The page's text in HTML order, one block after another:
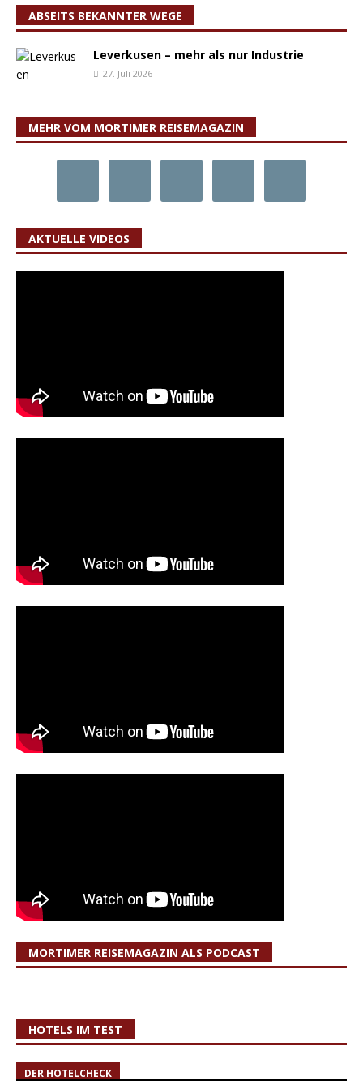
ABSEITS BEKANNTER WEGE
Leverkusen – mehr als nur Industrie
27. Juli 2026
MEHR VOM MORTIMER REISEMAGAZIN
AKTUELLE VIDEOS
MORTIMER REISEMAGAZIN ALS PODCAST
HOTELS IM TEST
DER HOTELCHECK